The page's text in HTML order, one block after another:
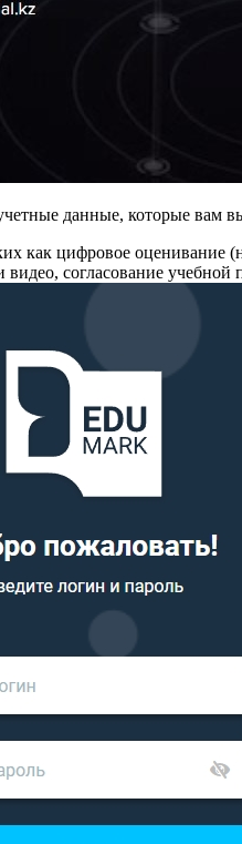
данные, которые вам
как цифровое
согласование